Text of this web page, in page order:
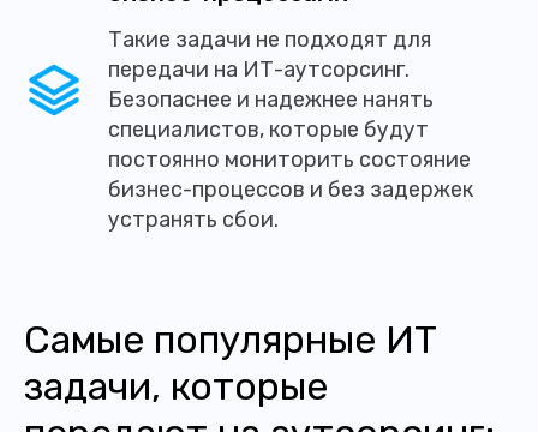
Такие задачи не подходят для
передачи на ИТ-аутсорсинг.
Безопаснее и надежнее нанять
специалистов, которые будут
постоянно мониторить состояние
бизнес-процессов и без задержек
устранять сбои.
Самые популярные ИТ
задачи, которые